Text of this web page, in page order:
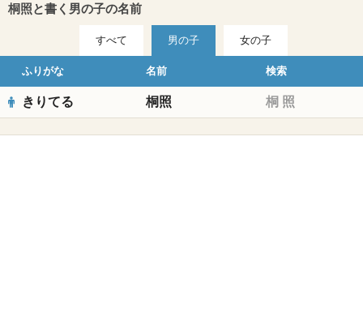
桐照と書く男の子の名前
すべて 男の子 女の子
ふりがな 名前 検索
きりてる 桐照 桐 照